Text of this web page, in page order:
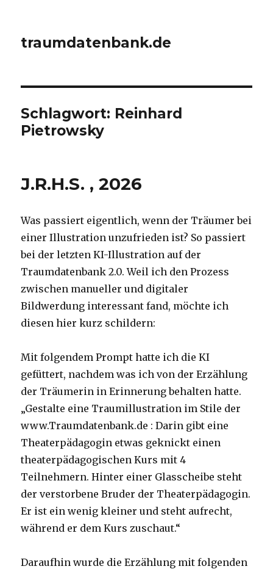
traumdatenbank.de
Schlagwort: Reinhard
Pietrowsky
J.R.H.S. , 2026
Was passiert eigentlich, wenn der Träumer bei
einer Illustration unzufrieden ist? So passiert
bei der letzten KI-Illustration auf der
Traumdatenbank 2.0. Weil ich den Prozess
zwischen manueller und digitaler
Bildwerdung interessant fand, möchte ich
diesen hier kurz schildern:
Mit folgendem Prompt hatte ich die KI
gefüttert, nachdem was ich von der Erzählung
der Träumerin in Erinnerung behalten hatte.
„Gestalte eine Traumillustration im Stile der
www.Traumdatenbank.de : Darin gibt eine
Theaterpädagogin etwas geknickt einen
theaterpädagogischen Kurs mit 4
Teilnehmern. Hinter einer Glasscheibe steht
der verstorbene Bruder der Theaterpädagogin.
Er ist ein wenig kleiner und steht aufrecht,
während er dem Kurs zuschaut.“
Daraufhin wurde die Erzählung mit folgenden